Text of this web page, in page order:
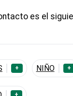
es el
+ NIÑO +
+